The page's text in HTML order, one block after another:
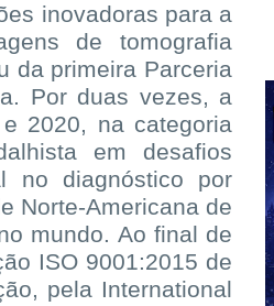
inovadoras para a
de tomografia
da primeira Parceria
Por duas vezes, a
2020, na categoria
em desafios
no diagnóstico por
Norte-Americana de
mundo. Ao final de
ISO 9001:2015 de
pela International